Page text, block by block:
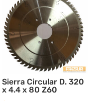
Sierra Circular D. 320
x 4.4 x 80 Z60